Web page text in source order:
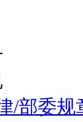
/部委规